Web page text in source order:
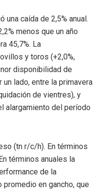
caída de 2,5% anual.
menos que un año
45,7%. La
y toros (+2,0%,
disponibilidad de
lado, entre la primavera
de vientres), y
alargamiento del período
(tn r/c/h). En términos
términos anuales la
de la
en gancho, que